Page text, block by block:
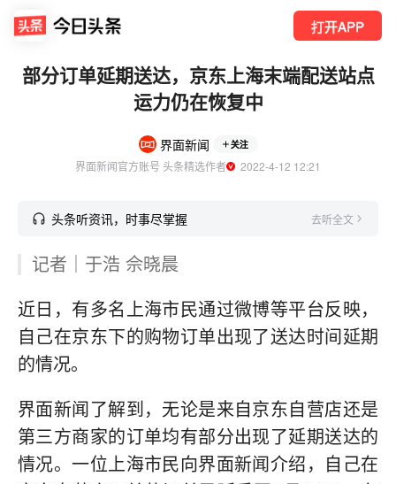
打开APP
部分订单延期送达，京东上海末端配送站点
运力仍在恢复中
界面新闻 关注
界面新闻官方账号 头条精选作者
  2022-4-12 12:21
头条听资讯，时事尽掌握 去听全文
记者｜于浩 佘晓晨
近日，有多名上海市民通过微博等平台反映，
自己在京东下的购物订单出现了送达时间延期
的情况。
界面新闻了解到，无论是来自京东自营店还是
第三方商家的订单均有部分出现了延期送达的
情况。一位上海市民向界面新闻介绍，自己在